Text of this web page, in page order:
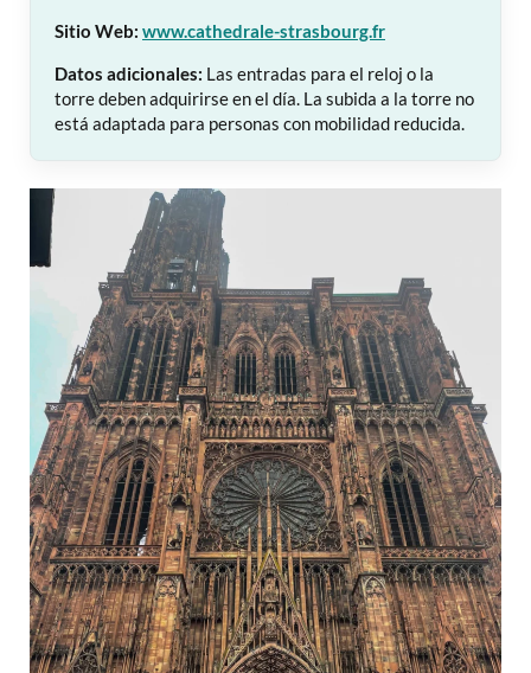
Sitio Web: www.cathedrale-strasbourg.fr
Datos adicionales: Las entradas para el reloj o la
torre deben adquirirse en el día. La subida a la torre no
está adaptada para personas con mobilidad reducida.